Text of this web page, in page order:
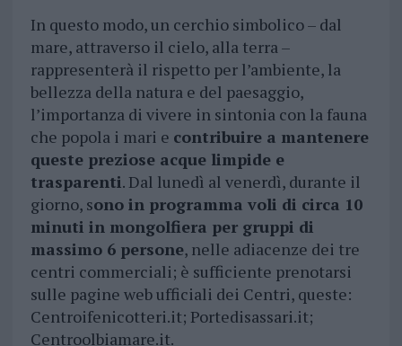
In questo modo, un cerchio simbolico – dal
mare, attraverso il cielo, alla terra –
rappresenterà il rispetto per l’ambiente, la
bellezza della natura e del paesaggio,
l’importanza di vivere in sintonia con la fauna
che popola i mari e contribuire a mantenere
queste preziose acque limpide e
trasparenti. Dal lunedì al venerdì, durante il
giorno, sono in programma voli di circa 10
minuti in mongolfiera per gruppi di
massimo 6 persone, nelle adiacenze dei tre
centri commerciali; è sufficiente prenotarsi
sulle pagine web ufficiali dei Centri, queste:
Centroifenicotteri.it; Portedisassari.it;
Centroolbiamare.it.